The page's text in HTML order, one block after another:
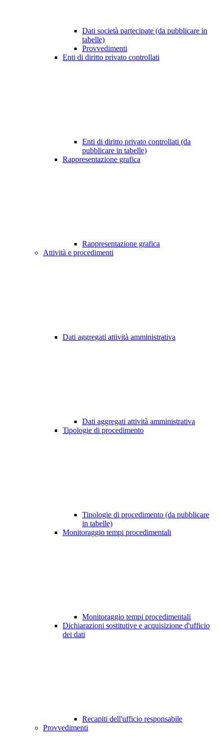
Dati società partecipate (da pubblicare in
tabelle)
Provvedimenti
Enti di diritto privato controllati
Enti di diritto privato controllati (da
pubblicare in tabelle)
Rappresentazione grafica
Rappresentazione grafica
Attività e procedimenti
Dati aggregati attività amministrativa
Dati aggregati attività amministrativa
Tipologie di procedimento
Tipologie di procedimento (da pubblicare
in tabelle)
Monitoraggio tempi procedimentali
Monitoraggio tempi procedimentali
Dichiarazioni sostitutive e acquisizione d'ufficio
dei dati
Recapiti dell'ufficio responsabile
Provvedimenti